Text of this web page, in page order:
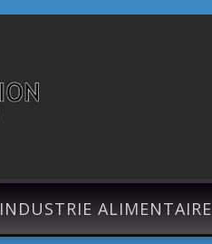
INDUSTRIE ALIMENTAIRE